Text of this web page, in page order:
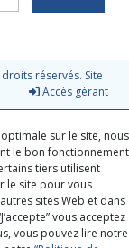
réservés. Site
Accès gérant
sur le site, nous
le bon fonctionnement
tiers utilisent
le site pour vous
sites Web et dans
vous acceptez
vous pouvez lire notre